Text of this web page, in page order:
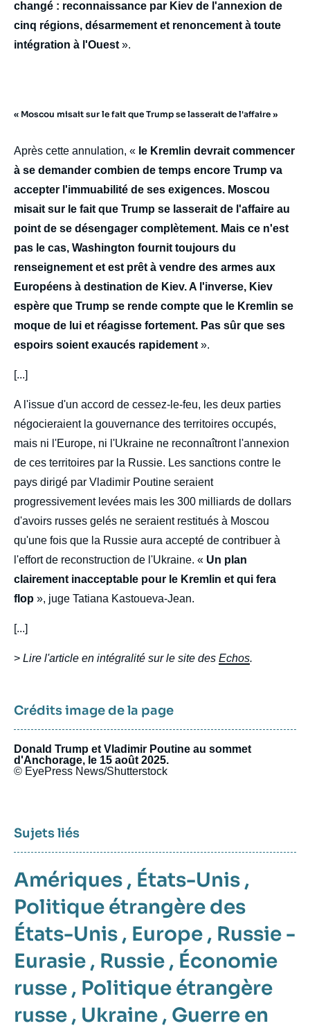
changé : reconnaissance par Kiev de l'annexion de
cinq régions, désarmement et renoncement à toute
intégration à l'Ouest ».
« Moscou misait sur le fait que Trump se lasserait de l'affaire »
Après cette annulation, « le Kremlin devrait commencer
à se demander combien de temps encore Trump va
accepter l'immuabilité de ses exigences. Moscou
misait sur le fait que Trump se lasserait de l'affaire au
point de se désengager complètement. Mais ce n'est
pas le cas, Washington fournit toujours du
renseignement et est prêt à vendre des armes aux
Européens à destination de Kiev. A l'inverse, Kiev
espère que Trump se rende compte que le Kremlin se
moque de lui et réagisse fortement. Pas sûr que ses
espoirs soient exaucés rapidement ».
[...]
A l'issue d'un accord de cessez-le-feu, les deux parties
négocieraient la gouvernance des territoires occupés,
mais ni l'Europe, ni l'Ukraine ne reconnaîtront l'annexion
de ces territoires par la Russie. Les sanctions contre le
pays dirigé par Vladimir Poutine seraient
progressivement levées mais les 300 milliards de dollars
d'avoirs russes gelés ne seraient restitués à Moscou
qu'une fois que la Russie aura accepté de contribuer à
l'effort de reconstruction de l'Ukraine. « Un plan
clairement inacceptable pour le Kremlin et qui fera
flop », juge Tatiana Kastoueva-Jean.
[...]
> Lire l'article en intégralité sur le site des Echos.
Crédits image de la page
Donald Trump et Vladimir Poutine au sommet
d'Anchorage, le 15 août 2025.
© EyePress News/Shutterstock
Sujets liés
Amériques , États-Unis ,
Politique étrangère des
États-Unis , Europe , Russie -
Eurasie , Russie , Économie
russe , Politique étrangère
russe , Ukraine , Guerre en